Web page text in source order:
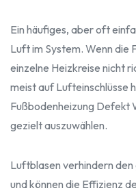
Ein häufiges, aber oft
Luft im System. Wenn die
einzelne Heizkreise nicht
meist auf Lufteinschlüsse
Fußbodenheizung Defekt
gezielt auszuwählen.
Luftblasen verhindern
und können die Effizienz